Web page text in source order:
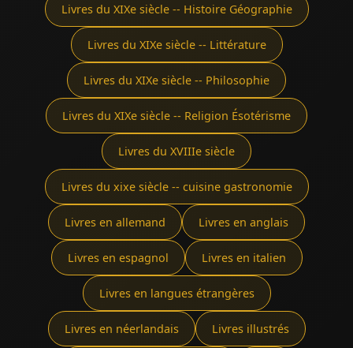
Livres du XIXe siècle -- Histoire Géographie
Livres du XIXe siècle -- Littérature
Livres du XIXe siècle -- Philosophie
Livres du XIXe siècle -- Religion Ésotérisme
Livres du XVIIIe siècle
Livres du xixe siècle -- cuisine gastronomie
Livres en allemand Livres en anglais
Livres en espagnol Livres en italien
Livres en langues étrangères
Livres en néerlandais Livres illustrés